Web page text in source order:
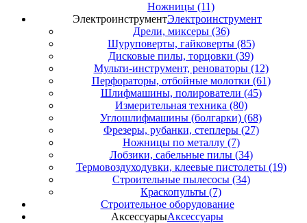
Ножницы (11)
ЭлектроинструментЭлектроинструмент
Дрели, миксеры (36)
Шуруповерты, гайковерты (85)
Дисковые пилы, торцовки (39)
Мульти-инструмент, реноваторы (12)
Перфораторы, отбойные молотки (61)
Шлифмашины, полирователи (45)
Измерительная техника (80)
Углошлифмашины (болгарки) (68)
Фрезеры, рубанки, степлеры (27)
Ножницы по металлу (7)
Лобзики, сабельные пилы (34)
Термовоздуходувки, клеевые пистолеты (19)
Строительные пылесосы (34)
Краскопульты (7)
Строительное оборудование
АксессуарыАксессуары